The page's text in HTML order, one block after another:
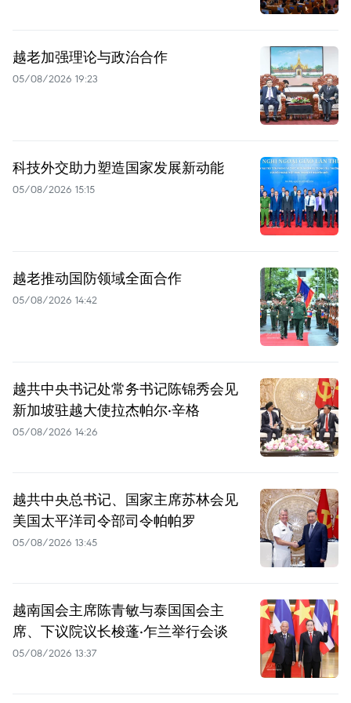
越老加强理论与政治合作
05/08/2026 19:23
科技外交助力塑造国家发展新动能
05/08/2026 15:15
越老推动国防领域全面合作
05/08/2026 14:42
越共中央书记处常务书记陈锦秀会见
新加坡驻越大使拉杰帕尔·辛格
05/08/2026 14:26
越共中央总书记、国家主席苏林会见
美国太平洋司令部司令帕帕罗
05/08/2026 13:45
越南国会主席陈青敏与泰国国会主
席、下议院议长梭蓬·乍兰举行会谈
05/08/2026 13:37